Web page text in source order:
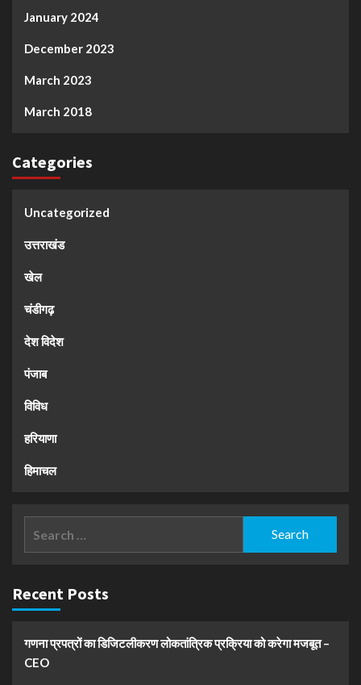
January 2024
December 2023
March 2023
March 2018
Categories
Uncategorized
उत्तराखंड
खेल
चंडीगढ़
देश विदेश
पंजाब
विविध
हरियाणा
हिमाचल
Recent Posts
गणना प्रपत्रों का डिजिटलीकरण लोकतांत्रिक प्रक्रिया को करेगा मजबूत –
CEO